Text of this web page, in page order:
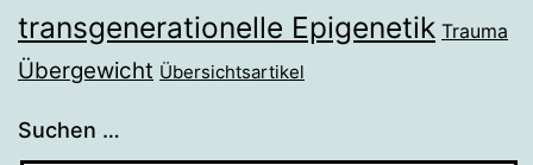
transgenerationelle Epigenetik Trauma
Übergewicht Übersichtsartikel
Suchen …